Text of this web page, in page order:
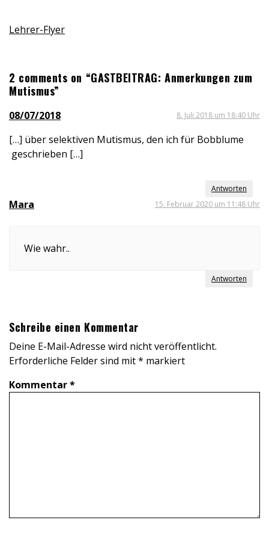
Lehrer-Flyer
2 comments on “GASTBEITRAG: Anmerkungen zum
Mutismus”
08/07/2018 8. Juli 2018 um 18:40 Uhr
[…] über selektiven Mutismus, den ich für Bobblume
geschrieben […]
Antworten
Mara 15. Februar 2020 um 11:48 Uhr
Wie wahr..
Antworten
Schreibe einen Kommentar
Deine E-Mail-Adresse wird nicht veröffentlicht.
Erforderliche Felder sind mit* markiert
Kommentar*